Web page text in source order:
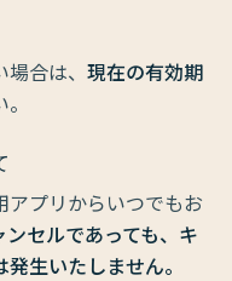
合は、 現在の有効期
アプリからいつでもお
セルであっても、キ
生いたしません。